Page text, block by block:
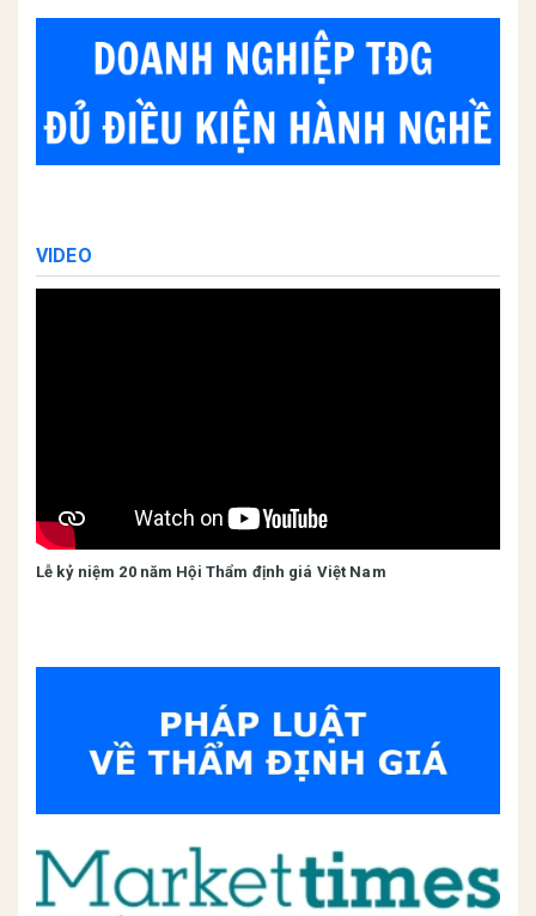
VIDEO
Lễ kỷ niệm 20 năm Hội Thẩm định giá Việt Nam